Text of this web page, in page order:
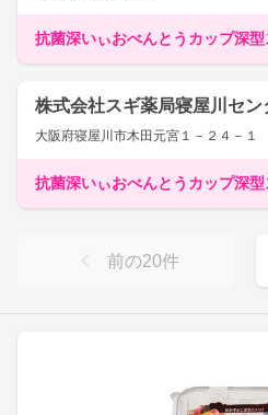
抗菌深いぃおべんとうカップ深
株式会社スギ薬局寝屋川セン
大阪府寝屋川市木田元宮１－２４－１
抗菌深いぃおべんとうカップ深
前の20件